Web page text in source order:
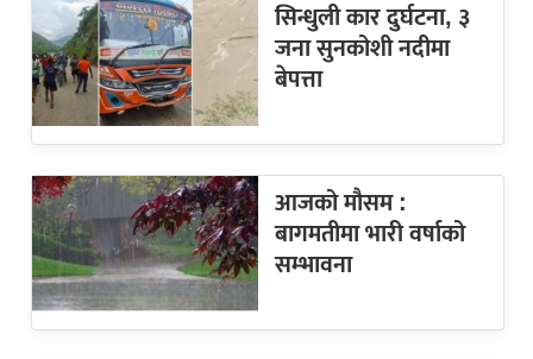
सिन्धुली कार दुर्घटना, ३
जना सुनकोशी नदीमा
बेपत्ता
आजको मौसम :
बागमतीमा भारी वर्षाको
सम्भावना